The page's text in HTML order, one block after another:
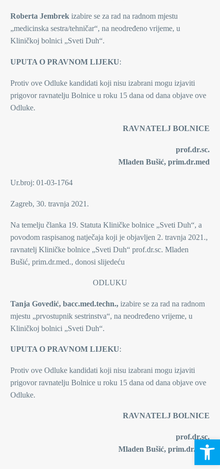
Roberta Jembrek izabire se za rad na radnom mjestu
„medicinska sestra/tehničar“, na neodređeno vrijeme, u
Kliničkoj bolnici „Sveti Duh“.
UPUTA O PRAVNOM LIJEKU:
Protiv ove Odluke kandidati koji nisu izabrani mogu izjaviti
prigovor ravnatelju Bolnice u roku 15 dana od dana objave ove
Odluke.
RAVNATELJ BOLNICE
prof.dr.sc.
Mladen Bušić, prim.dr.med
Ur.broj: 01-03-1764
Zagreb, 30. travnja 2021.
Na temelju članka 19. Statuta Kliničke bolnice „Sveti Duh“, a
povodom raspisanog natječaja koji je objavljen 2. travnja 2021.,
ravnatelj Kliničke bolnice „Sveti Duh“ prof.dr.sc. Mladen
Bušić, prim.dr.med., donosi slijedeću
ODLUKU
Tanja Govedić, bacc.med.techn., izabire se za rad na radnom
mjestu „prvostupnik sestrinstva“, na neodređeno vrijeme, u
Kliničkoj bolnici „Sveti Duh“.
UPUTA O PRAVNOM LIJEKU:
Protiv ove Odluke kandidati koji nisu izabrani mogu izjaviti
prigovor ravnatelju Bolnice u roku 15 dana od dana objave ove
Odluke.
RAVNATELJ BOLNICE
prof.dr.sc.
Mladen Bušić, prim.dr.med